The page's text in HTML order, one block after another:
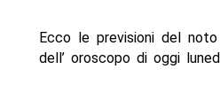
Ecco le previsioni del
dell’ oroscopo di oggi